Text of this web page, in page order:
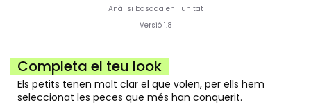
Completa el teu look
Els petits tenen molt clar el que volen, per ells hem
seleccionat les peces que més han conquerit.